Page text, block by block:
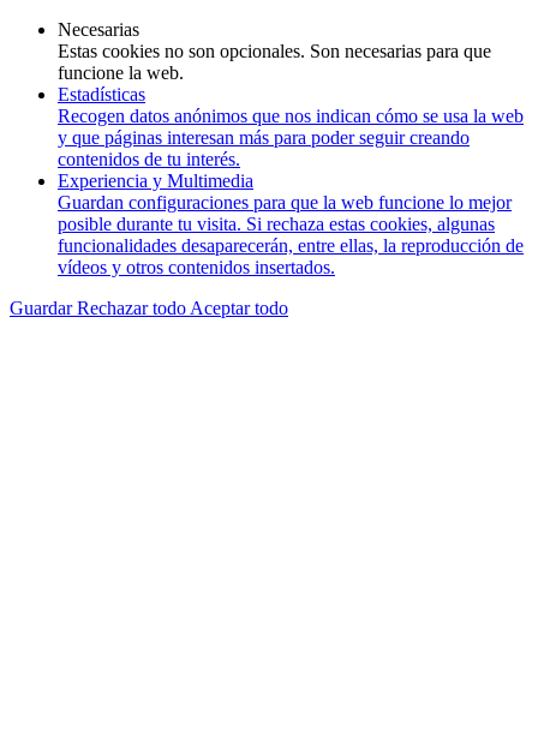
Necesarias
Estas cookies no son opcionales. Son necesarias para que
funcione la web.
Estadísticas
Recogen datos anónimos que nos indican cómo se usa la web
y que páginas interesan más para poder seguir creando
contenidos de tu interés.
Experiencia y Multimedia
Guardan configuraciones para que la web funcione lo mejor
posible durante tu visita. Si rechaza estas cookies, algunas
funcionalidades desaparecerán, entre ellas, la reproducción de
vídeos y otros contenidos insertados.
GuardarRechazar todo Aceptar todo